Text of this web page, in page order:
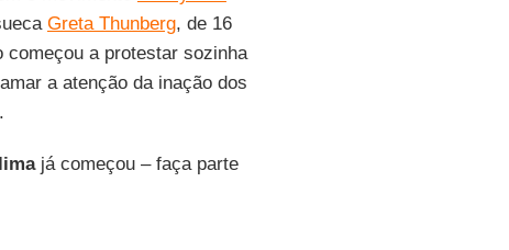
Greta Thunberg, de 16
começou a protestar sozinha
a atenção da inação dos
já começou – faça parte